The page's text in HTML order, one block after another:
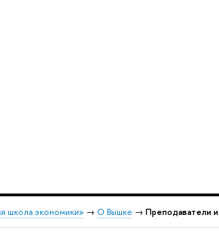
школа экономики» → О Вышке → Преподаватели